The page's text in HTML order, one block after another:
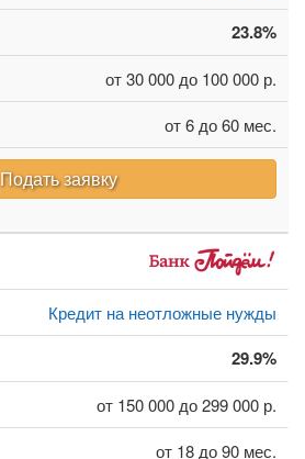
23.8%
от 30 000 до 100 000 р.
от 6 до 60 мес.
Подать заявку
Кредит на неотложные нужды
29.9%
от 150 000 до 299 000 р.
от 18 до 90 мес.